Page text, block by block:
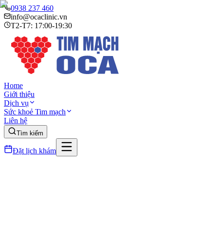
0938 237 460
info@ocaclinic.vn
T2-T7: 17:00-19:30
Home
Giới thiệu
Dịch vụ
Sức khoẻ Tim mạch
Liên hệ
Tìm kiếm
Đặt lịch khám